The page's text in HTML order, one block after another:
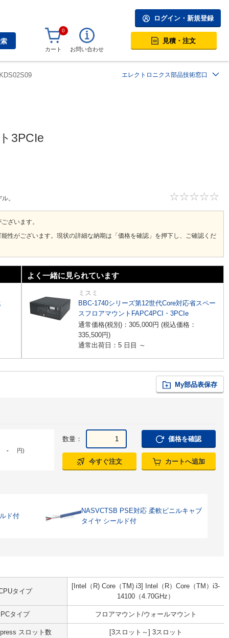
ログイン・新規登録
0
カート お問い合わせ
見積・注文
エレクトロニクス部品技術窓口
3PCIe
。
ざいます。
性がございます。現状の詳細な納期は「価格を確認」を押下し、ご確認くだ
よく一緒に見られています
ミスミ
BBC-1740シリーズ第12世代Core対応省スペー
スフロアマウントFAPC4PCI・3PCIe
通常価格(税別)： 305,000円 (税込価格：
335,500円)
通常出荷日：5 日目 ～
My部品表保存
- 円)
数量： 価格を確認
今すぐ注文 カートへ追加
ド付
NASVCTSB PSE対応 柔軟ビニルキャブ
タイヤ シールド付
タイプ
[Intel（R) Core（TM) i3] Intel（R）Core（TM）i3-
14100（4.70GHz）
PCタイプ フロアマウント/ウォールマウント
スロット数 [3スロット～] 3スロット